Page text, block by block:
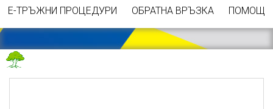
Е-ТРЪЖНИ ПРОЦЕДУРИ
ОБРАТНА ВРЪЗКА ПОМОЩ